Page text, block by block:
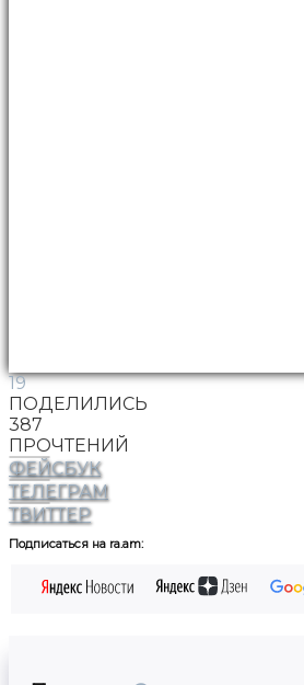
19
ПОДЕЛИЛИСЬ
387
ПРОЧТЕНИЙ
ФЕЙСБУК
ТЕЛЕГРАМ
ТВИТТЕР
Подписаться на ra.am: